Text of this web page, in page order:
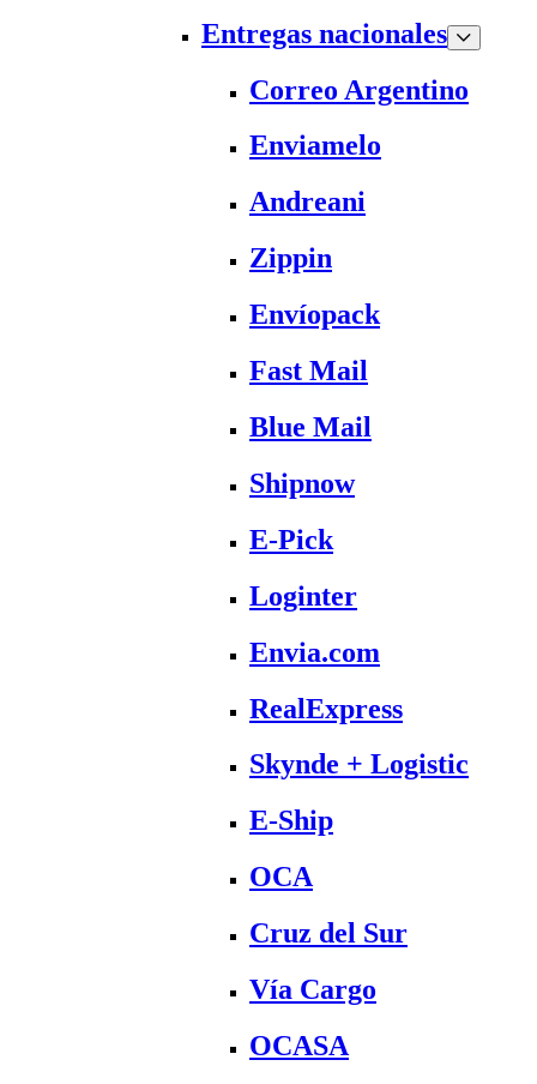
Entregas nacionales
Correo Argentino
Enviamelo
Andreani
Zippin
Envíopack
Fast Mail
Blue Mail
Shipnow
E-Pick
Loginter
Envia.com
RealExpress
Skynde + Logistic
E-Ship
OCA
Cruz del Sur
Vía Cargo
OCASA